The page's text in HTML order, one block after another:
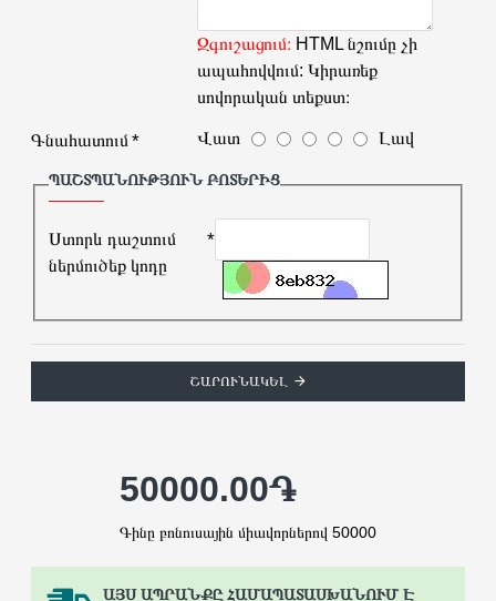
Զգուշացում։ HTML նշումը չի
ապահովվում: Կիրառեք
սովորական տեքստ։
Գնահատում Վատ Լավ
ՊԱՇՏՊԱՆՈՒԹՅՈՒՆ ԲՈՏԵՐԻՑ
Ստորև դաշտում
ներմուծեք կոդը
ՇԱՐՈՒՆԱԿԵԼ
ԱՅՍ ԱՊՐԱՆՔԸ ՀԱՄԱՊԱՏԱՍԽԱՆՈՒՄ Է
50000.00֏
Գինը բոնուսային միավորներով 50000